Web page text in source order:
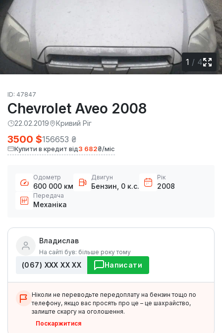
1 / 4
ID: 47847
Chevrolet Aveo 2008
22.02.2019 Кривий Ріг
3500 $156653 ₴
Купити в кредит від3 682₴/міс
Одометр
600 000 км
Двигун
Бензин, 0 к.с.
Рік
2008
Передача
Механіка
Владислав
На сайті був: більше року тому
(067) ХХХ ХХ ХХ Написати
Ніколи не переводьте передоплату на бензин тощо по
телефону, якщо вас просять про це – це шахрайство,
залиште скаргу на оголошення.
Поскаржитися